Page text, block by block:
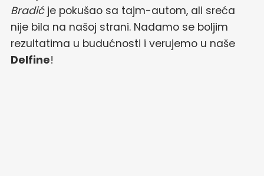
Bradićje pokušao sa tajm-autom, ali sreća
nije bila na našoj strani. Nadamo se boljim
rezultatima u budućnosti i verujemo u naše
Delfine!